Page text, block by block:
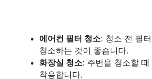
에어컨 필터 청소: 청소 전 필
청소하는 것이 좋습니다.
화장실 청소: 주변을 청소할 때
착용합니다.